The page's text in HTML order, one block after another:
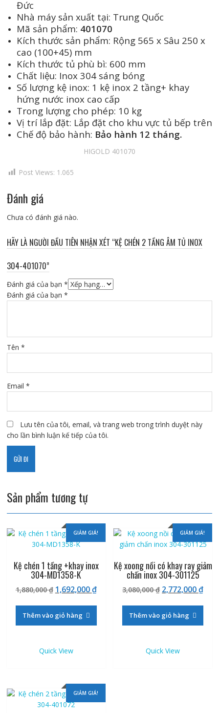
Đức
Nhà máy sản xuất tại: Trung Quốc
Mã sản phẩm: 401070
Kích thước sản phẩm: Rộng 565 x Sâu 250 x
cao (100+45) mm
Kích thước tủ phù bì: 600 mm
Chất liệu: Inox 304 sáng bóng
Số lượng kệ inox: 1 kệ inox 2 tầng+ khay
hứng nước inox cao cấp
Trong lượng cho phép: 10 kg
Vị trí lắp đặt: Lắp đặt cho khu vực tủ bếp trên
Chế độ bảo hành: Bảo hành 12 tháng.
HIGOLD 401070
Post Views: 1.065
Đánh giá
Chưa có đánh giá nào.
HÃY LÀ NGƯỜI ĐẦU TIÊN NHẬN XÉT “KỆ CHÉN 2 TẦNG ÂM TỦ INOX
304-401070”
Đánh giá của bạn *
Đánh giá của bạn *
Tên *
Email *
Lưu tên của tôi, email, và trang web trong trình duyệt này
cho lần bình luận kế tiếp của tôi.
Sản phẩm tương tự
GIẢM GIÁ!
Kệ chén 1 tầng +khay inox
304-MD1358-K
1,880,000₫ Giá
là:
1,880,000 ₫.
1,692,000₫Giá
Thêm vào giỏ hàng
Quick View
GIẢM GIÁ!
Kệ xoong nồi có khay ray giảm
chấn inox 304-301125
3,080,000₫ Giá
là:
3,080,000 ₫.
2,772,000₫Giá
Thêm vào giỏ hàng
Quick View
GIẢM GIÁ!